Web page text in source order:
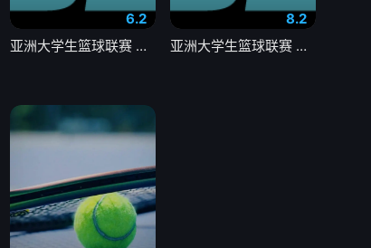
6.2
亚洲大学生篮球联赛 北京大学VS上海交通大学20260806
8.2
亚洲大学生篮球联赛 早稻田大学VS高丽大学20260806